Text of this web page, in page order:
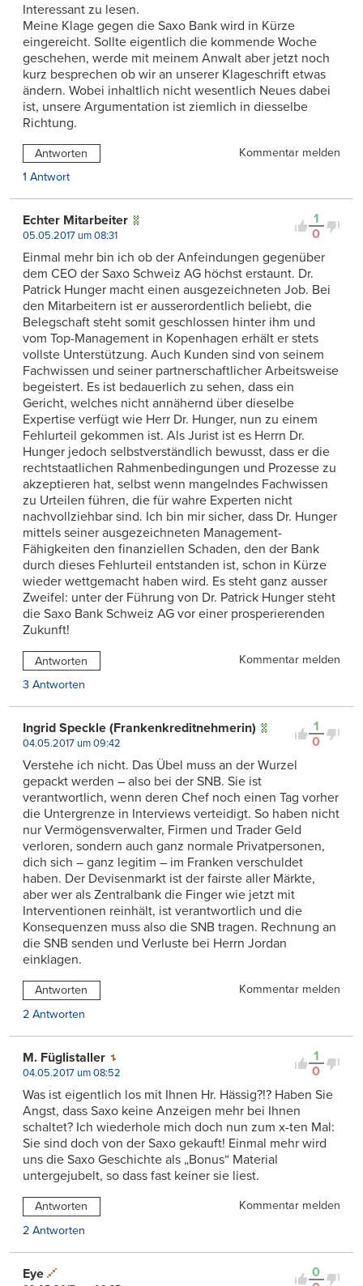
Interessant zu lesen.
Meine Klage gegen die Saxo Bank wird in Kürze
eingereicht. Sollte eigentlich die kommende Woche
geschehen, werde mit meinem Anwalt aber jetzt noch
kurz besprechen ob wir an unserer Klageschrift etwas
ändern. Wobei inhaltlich nicht wesentlich Neues dabei
ist, unsere Argumentation ist ziemlich in diesselbe
Richtung.
Antworten
Kommentar melden
1 Antwort
1
0
Echter Mitarbeiter
05.05.2017 um 08:31
Einmal mehr bin ich ob der Anfeindungen gegenüber
dem CEO der Saxo Schweiz AG höchst erstaunt. Dr.
Patrick Hunger macht einen ausgezeichneten Job. Bei
den Mitarbeitern ist er ausserordentlich beliebt, die
Belegschaft steht somit geschlossen hinter ihm und
vom Top-Management in Kopenhagen erhält er stets
vollste Unterstützung. Auch Kunden sind von seinem
Fachwissen und seiner partnerschaftlicher Arbeitsweise
begeistert. Es ist bedauerlich zu sehen, dass ein
Gericht, welches nicht annähernd über dieselbe
Expertise verfügt wie Herr Dr. Hunger, nun zu einem
Fehlurteil gekommen ist. Als Jurist ist es Herrn Dr.
Hunger jedoch selbstverständlich bewusst, dass er die
rechtstaatlichen Rahmenbedingungen und Prozesse zu
akzeptieren hat, selbst wenn mangelndes Fachwissen
zu Urteilen führen, die für wahre Experten nicht
nachvollziehbar sind. Ich bin mir sicher, dass Dr. Hunger
mittels seiner ausgezeichneten Management-
Fähigkeiten den finanziellen Schaden, den der Bank
durch dieses Fehlurteil entstanden ist, schon in Kürze
wieder wettgemacht haben wird. Es steht ganz ausser
Zweifel: unter der Führung von Dr. Patrick Hunger steht
die Saxo Bank Schweiz AG vor einer prosperierenden
Zukunft!
Antworten
Kommentar melden
3 Antworten
1
0
Ingrid Speckle (Frankenkreditnehmerin)
04.05.2017 um 09:42
Verstehe ich nicht. Das Übel muss an der Wurzel
gepackt werden – also bei der SNB. Sie ist
verantwortlich, wenn deren Chef noch einen Tag vorher
die Untergrenze in Interviews verteidigt. So haben nicht
nur Vermögensverwalter, Firmen und Trader Geld
verloren, sondern auch ganz normale Privatpersonen,
dich sich – ganz legitim – im Franken verschuldet
haben. Der Devisenmarkt ist der fairste aller Märkte,
aber wer als Zentralbank die Finger wie jetzt mit
Interventionen reinhält, ist verantwortlich und die
Konsequenzen muss also die SNB tragen. Rechnung an
die SNB senden und Verluste bei Herrn Jordan
einklagen.
Antworten
Kommentar melden
2 Antworten
1
0
M. Füglistaller
04.05.2017 um 08:52
Was ist eigentlich los mit Ihnen Hr. Hässig?!? Haben Sie
Angst, dass Saxo keine Anzeigen mehr bei Ihnen
schaltet? Ich wiederhole mich doch nun zum x-ten Mal:
Sie sind doch von der Saxo gekauft! Einmal mehr wird
uns die Saxo Geschichte als „Bonus“ Material
untergejubelt, so dass fast keiner sie liest.
Antworten
Kommentar melden
2 Antworten
0
Eye